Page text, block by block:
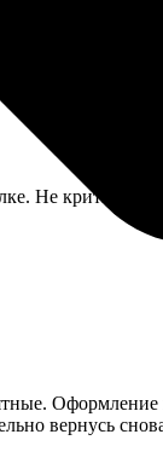
Не критично,
вернусь